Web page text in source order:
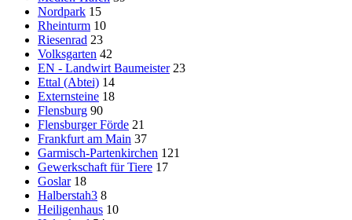
Nordpark 15
Rheinturm 10
Riesenrad 23
Volksgarten 42
EN - Landwirt Baumeister 23
Ettal (Abtei) 14
Externsteine 18
Flensburg 90
Flensburger Förde 21
Frankfurt am Main 37
Garmisch-Partenkirchen 121
Gewerkschaft für Tiere 17
Goslar 18
Halberstah3 8
Heiligenhaus 10